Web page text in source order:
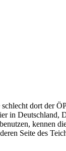
dort der
in
kennen
Seite des